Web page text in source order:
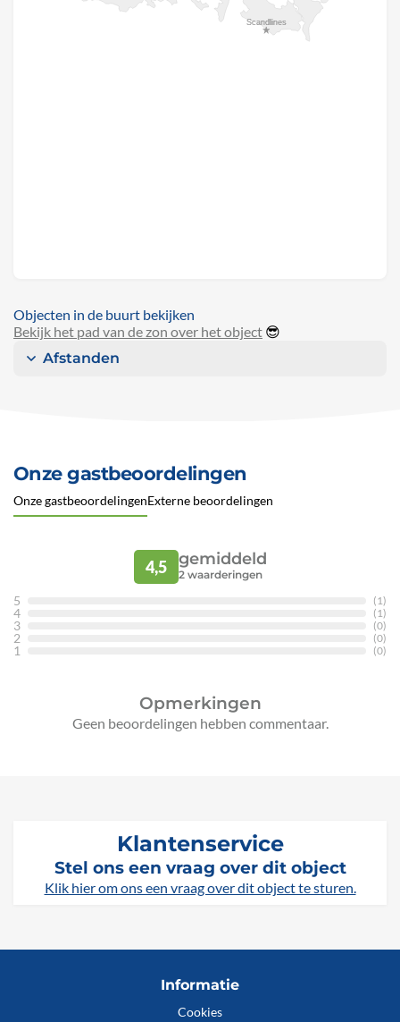
Objecten in de buurt bekijken
Bekijk het pad van de zon over het object 😎
Afstanden
Onze gastbeoordelingen
Onze gastbeoordelingenExterne beoordelingen
4,5 gemiddeld
2waarderingen
5 (1)
4 (1)
3 (0)
2 (0)
1 (0)
Opmerkingen
Geen beoordelingen hebben commentaar.
Klantenservice
Stel ons een vraag over dit object
Klik hier om ons een vraag over dit object te sturen.
Informatie
Cookies